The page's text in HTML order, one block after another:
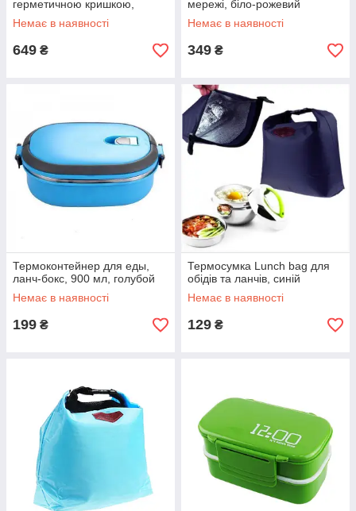
герметичною кришкою,
Рожевий
Немає в наявності
649 ₴
мережі, біло-рожевий
Немає в наявності
349 ₴
Термоконтейнер для еды,
ланч-бокс, 900 мл, голубой
Немає в наявності
199 ₴
Термосумка Lunch bag для
обідів та ланчів, синій
Немає в наявності
129 ₴